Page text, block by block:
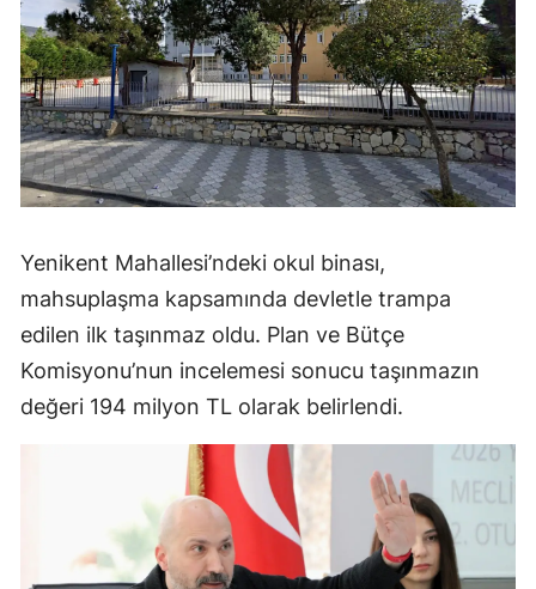
Yenikent Mahallesi’ndeki okul binası,
mahsuplaşma kapsamında devletle trampa
edilen ilk taşınmaz oldu. Plan ve Bütçe
Komisyonu’nun incelemesi sonucu taşınmazın
değeri 194 milyon TL olarak belirlendi.